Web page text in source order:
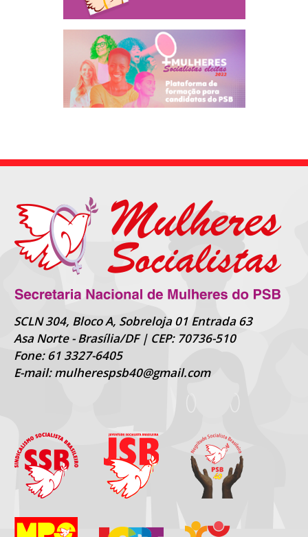
SCLN 304, Bloco A, Sobreloja 01 Entrada 63
Asa Norte - Brasília/DF | CEP: 70736-510
Fone: 61 3327-6405
E-mail: mulherespsb40@gmail.com